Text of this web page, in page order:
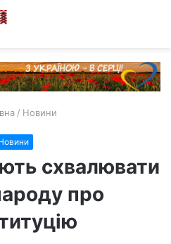
/ Новини
схвалювати
про